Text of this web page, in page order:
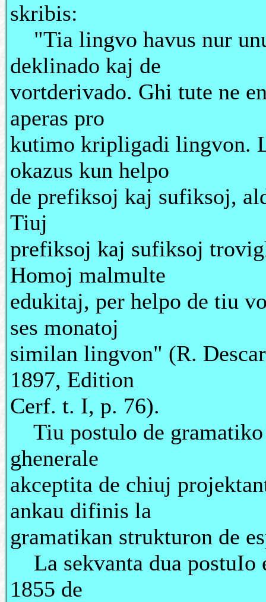
skribis:
"Tia lingvo havus nur
deklinado kaj de
vortderivado. Ghi tute ne
aperas pro
kutimo kripligadi lingvon.
okazus kun helpo
de prefiksoj kaj sufiksoj,
Tiuj
prefiksoj kaj sufiksoj
Homoj malmulte
edukitaj, per helpo de tiu
ses monatoj
similan lingvon" (R.
1897, Edition
Cerf. t. I, p. 76).
Tiu postulo de
ghenerale
akceptita de chiuj
ankau difinis la
gramatikan strukturon de
La sekvanta dua postuIo
1855 de